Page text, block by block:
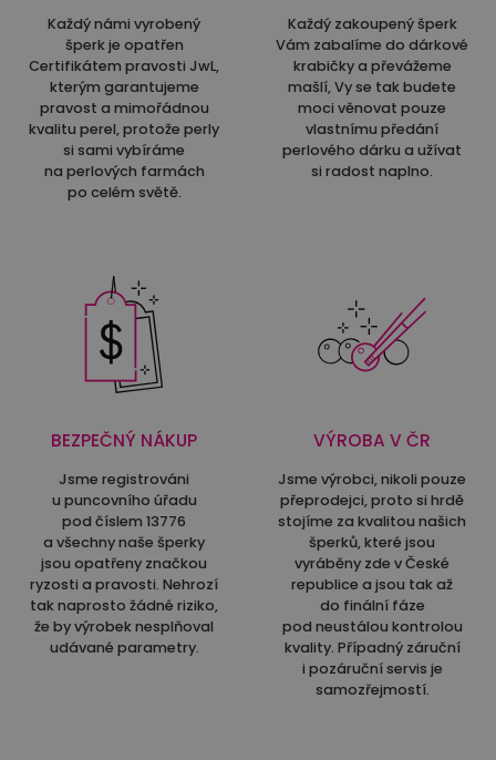
Každý námi vyrobený
šperk je opatřen
Certifikátem pravosti JwL,
kterým garantujeme
pravost a mimořádnou
kvalitu perel, protože perly
si sami vybíráme
na perlových farmách
po celém světě.
Každý zakoupený šperk
Vám zabalíme do dárkové
krabičky a převážeme
mašlí, Vy se tak budete
moci věnovat pouze
vlastnímu předání
perlového dárku a užívat
si radost naplno.
BEZPEČNÝ NÁKUP
Jsme registrováni
u puncovního úřadu
pod číslem 13776
a všechny naše šperky
jsou opatřeny značkou
ryzosti a pravosti. Nehrozí
tak naprosto žádné riziko,
že by výrobek nesplňoval
udávané parametry.
VÝROBA V ČR
Jsme výrobci, nikoli pouze
přeprodejci, proto si hrdě
stojíme za kvalitou našich
šperků, které jsou
vyráběny zde v České
republice a jsou tak až
do finální fáze
pod neustálou kontrolou
kvality. Případný záruční
i pozáruční servis je
samozřejmostí.